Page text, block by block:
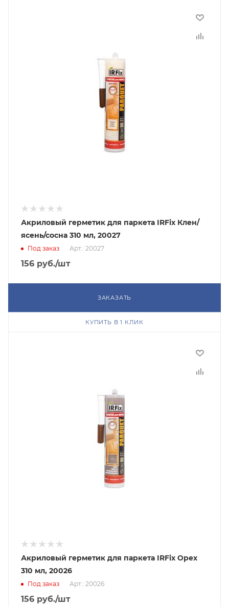
Акриловый герметик для паркета IRFix Клен/
ясень/сосна 310 мл, 20027
Под заказ Арт.: 20027
156 руб./шт
ЗАКАЗАТЬ
КУПИТЬ В 1 КЛИК
Акриловый герметик для паркета IRFix Орех
310 мл, 20026
Под заказ Арт.: 20026
156 руб./шт